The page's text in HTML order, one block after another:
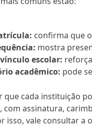
confirma que
mostra
escolar:
acadêmico: pode
que cada instituição
com assinatura,
isso, vale consultar